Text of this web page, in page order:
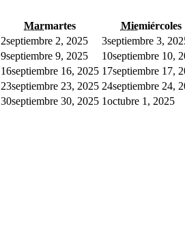
Marmartes Miemiércoles
2septiembre 2, 2025 3septiembre 3,
9septiembre 9, 2025 10septiembre 10,
16septiembre 16, 2025 17septiembre 17,
23septiembre 23, 2025 24septiembre 24,
30septiembre 30, 2025 1octubre 1, 2025